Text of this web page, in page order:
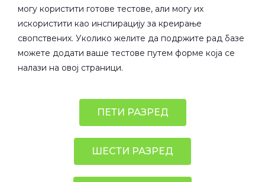
могу користити готове тестове, али могу их
искористити као инспирацију за креирање
свопствених. Уколико желите да подржите рад базе
можете додати ваше тестове путем форме која се
налази на овој страници.
ПЕТИ РАЗРЕД
ШЕСТИ РАЗРЕД